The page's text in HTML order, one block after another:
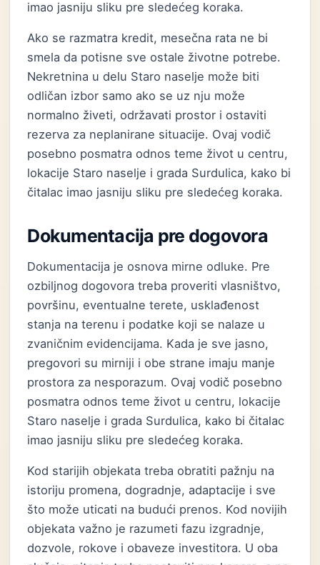
imao jasniju sliku pre sledećeg koraka.
Ako se razmatra kredit, mesečna rata ne bi
smela da potisne sve ostale životne potrebe.
Nekretnina u delu Staro naselje može biti
odličan izbor samo ako se uz nju može
normalno živeti, održavati prostor i ostaviti
rezerva za neplanirane situacije. Ovaj vodič
posebno posmatra odnos teme život u centru,
lokacije Staro naselje i grada Surdulica, kako bi
čitalac imao jasniju sliku pre sledećeg koraka.
Dokumentacija pre dogovora
Dokumentacija je osnova mirne odluke. Pre
ozbiljnog dogovora treba proveriti vlasništvo,
površinu, eventualne terete, usklađenost
stanja na terenu i podatke koji se nalaze u
zvaničnim evidencijama. Kada je sve jasno,
pregovori su mirniji i obe strane imaju manje
prostora za nesporazum. Ovaj vodič posebno
posmatra odnos teme život u centru, lokacije
Staro naselje i grada Surdulica, kako bi čitalac
imao jasniju sliku pre sledećeg koraka.
Kod starijih objekata treba obratiti pažnju na
istoriju promena, dogradnje, adaptacije i sve
što može uticati na budući prenos. Kod novijih
objekata važno je razumeti fazu izgradnje,
dozvole, rokove i obaveze investitora. U oba